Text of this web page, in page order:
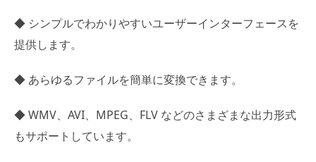
◆ シンプルでわかりやすいユーザーインターフェースを
提供します。
◆ あらゆるファイルを簡単に変換できます。
◆ WMV、AVI、MPEG、FLV などのさまざまな出力形式
もサポートしています。